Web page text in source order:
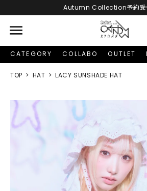
Autumn Collection予約
LINE友だち追加 + ID連携で1,000円OFF
新規会員登録で1,000円分のポイント
menu
CATEGORY COLLABO OUTLET
TOP HAT LACY SUNSHADE HAT